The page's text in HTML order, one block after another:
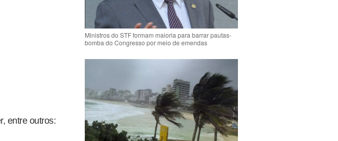
entre outros:
Ministros do STF formam maioria para barrar pautas-
bomba do Congresso por meio de emendas